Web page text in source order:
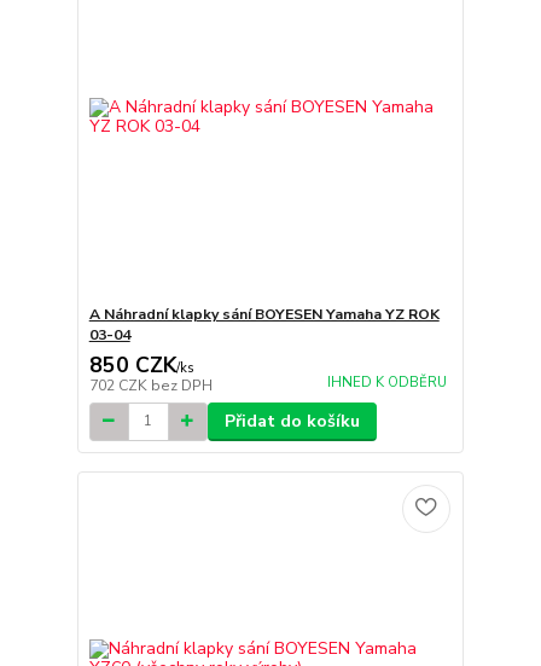
A Náhradní klapky sání BOYESEN Yamaha YZ ROK
03-04
850 CZK/ks
702 CZK bez DPH IHNED K ODBĚRU
Přidat do košíku